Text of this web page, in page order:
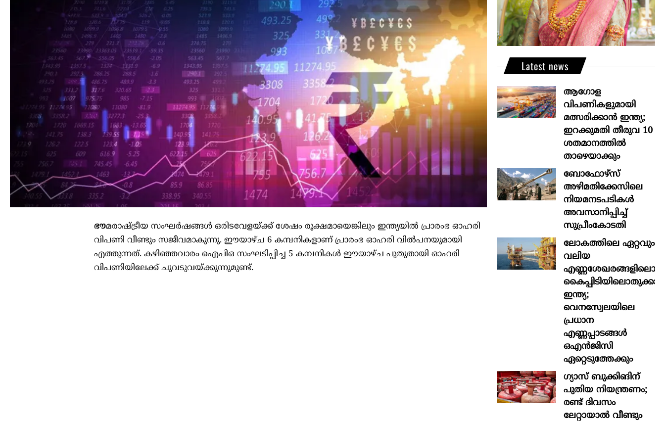
ഭൗമരാഷ്ട്രീയ സംഘർഷങ്ങൾ ഒരിടവേളയ്ക്ക് ശേഷം രൂക്ഷമായെങ്കിലും ഇന്ത്യയിൽ പ്രാരംഭ ഓഹരി
വിപണി വീണ്ടും സജീവമാകുന്നു. ഈയാഴ്ച 6 കമ്പനികളാണ് പ്രാരംഭ ഓഹരി വിൽപനയുമായി
എത്തുന്നത്. കഴിഞ്ഞവാരം ഐപിഒ സംഘടിപ്പിച്ച 5 കമ്പനികൾ ഈയാഴ്ച പുതുതായി ഓഹരി
വിപണിയിലേക്ക് ചുവടുവയ്ക്കുന്നുമുണ്ട്.
Latest news
ആഗോള
വിപണികളുമായി
മത്സരിക്കാൻ ഇന്ത്യ;
ഇറക്കുമതി തീരുവ 10
ശതമാനത്തിൽ
താഴെയാക്കും
ബോഫോഴ്‌സ്
അഴിമതിക്കേസിലെ
നിയമനടപടികൾ
അവസാനിപ്പിച്ച്
സുപ്രീംകോടതി
ലോകത്തിലെ ഏറ്റവും
വലിയ
ഇന്ത്യ;
വെനസ്വേലയിലെ
പ്രധാന
എണ്ണപ്പാടങ്ങള്‍
ഒഎന്‍ജിസി
ഏറ്റെടുത്തേക്കും
ഗ്യാസ് ബുക്കിങിന്
പുതിയ നിയന്ത്രണം;
രണ്ട് ദിവസം
ലേറ്റായാൽ വീണ്ടും